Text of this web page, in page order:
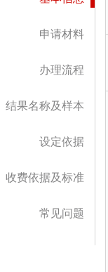
申请材料
办理流程
结果名称及样本
设定依据
收费依据及标准
常见问题